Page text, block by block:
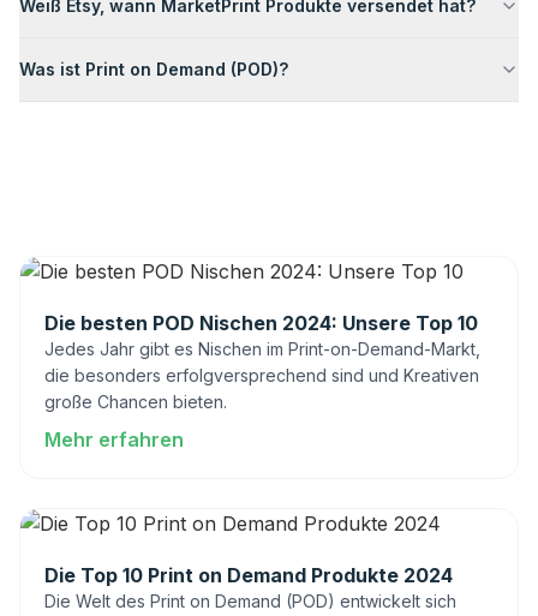
Weiß Etsy, wann MarketPrint Produkte versendet hat?
Was ist Print on Demand (POD)?
Die besten POD Nischen 2024: Unsere Top 10
Jedes Jahr gibt es Nischen im Print-on-Demand-Markt,
die besonders erfolgversprechend sind und Kreativen
große Chancen bieten.
Mehr erfahren
: Die besten POD Nischen 2024: Unsere Top 10
Die Top 10 Print on Demand Produkte 2024
Die Welt des Print on Demand (POD) entwickelt sich